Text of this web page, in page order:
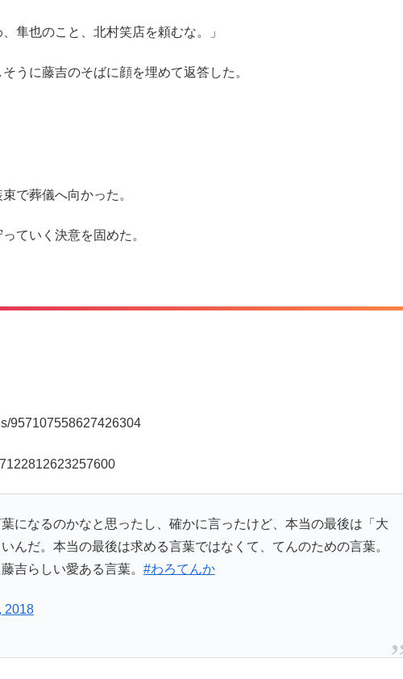
隼也のこと、北村笑店を頼むな。」
うに藤吉のそばに顔を埋めて返答した。
で葬儀へ向かった。
ていく決意を固めた。
957107558627426304
になるのかなと思ったし、確かに言ったけど、本当の最後は「大
んだ。本当の最後は求める言葉ではなくて、てんのための言葉。
吉らしい愛ある言葉。 #わろてんか
2018